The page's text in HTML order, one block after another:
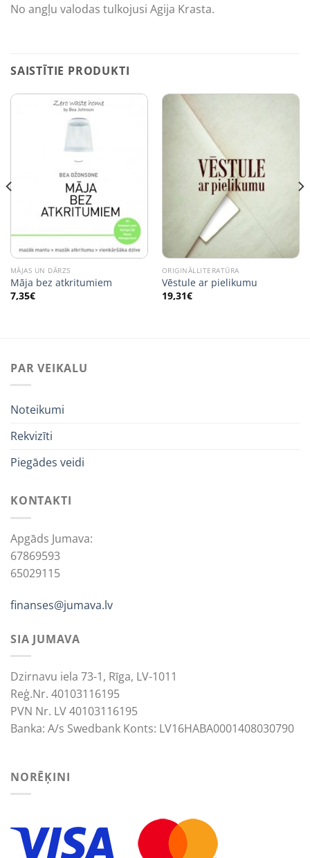
No angļu valodas tulkojusi Agija Krasta.
SAISTĪTIE PRODUKTI
MĀJAS UN DĀRZS
Māja bez atkritumiem
7,35€
ORIĢINĀLLITERATŪRA
Vēstule ar pielikumu
19,31€
PAR VEIKALU
Noteikumi
Rekvizīti
Piegādes veidi
KONTAKTI
Apgāds Jumava:
67869593
65029115
finanses@jumava.lv
SIA JUMAVA
Dzirnavu iela 73-1, Rīga, LV-1011
Reģ.Nr. 40103116195
PVN Nr. LV 40103116195
Banka: A/s Swedbank Konts: LV16HABA0001408030790
NORĒĶINI